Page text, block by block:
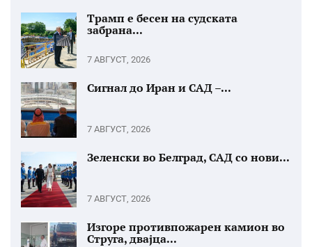
Трамп е бесен на судската
забрана...
7 АВГУСТ, 2026
Сигнал до Иран и САД –...
7 АВГУСТ, 2026
Зеленски во Белград, САД со нови...
7 АВГУСТ, 2026
Изгоре противпожарен камион во
Струга, двајца...